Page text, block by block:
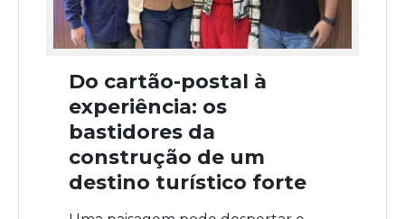
Do cartão-postal à
experiência: os
bastidores da
construção de um
destino turístico forte